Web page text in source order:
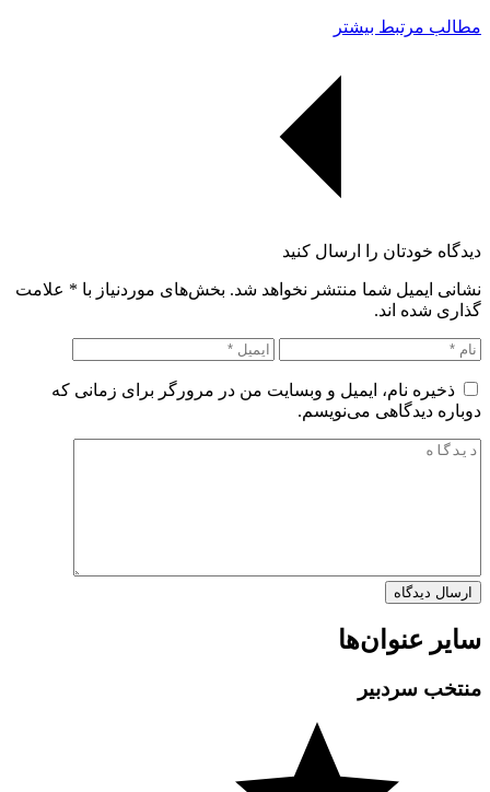
مطالب مرتبط بیشتر
دیدگاه خودتان را ارسال کنید
نشانی ایمیل شما منتشر نخواهد شد. بخش‌های موردنیاز با * علامت
گذاری شده اند.
ذخیره نام، ایمیل و وبسایت من در مرورگر برای زمانی که
دوباره دیدگاهی می‌نویسم.
سایر عنوان‌ها
منتخب سردبیر